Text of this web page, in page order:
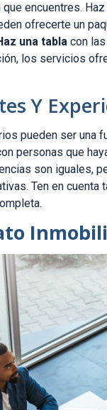
encuentres.
ofrecerte un
una tabla con
los servicios
Y
pueden ser una
personas que
son iguales,
Ten en